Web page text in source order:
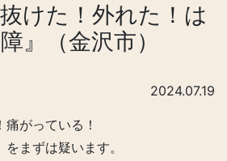
けた！外れた！は
障』（金沢市）
2024.07.19
がっている！
まずは疑います。